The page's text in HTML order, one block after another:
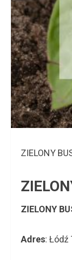
ZIELONY
ZIELONY
Adres: Łódź